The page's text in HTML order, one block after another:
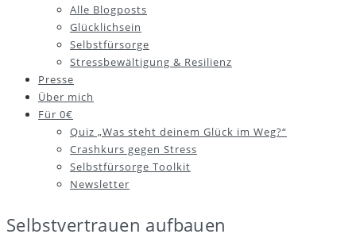
Alle Blogposts
Glücklichsein
Selbstfürsorge
Stressbewältigung & Resilienz
Presse
Über mich
Für 0€
Quiz „Was steht deinem Glück im Weg?“
Crashkurs gegen Stress
Selbstfürsorge Toolkit
Newsletter
Selbstvertrauen aufbauen